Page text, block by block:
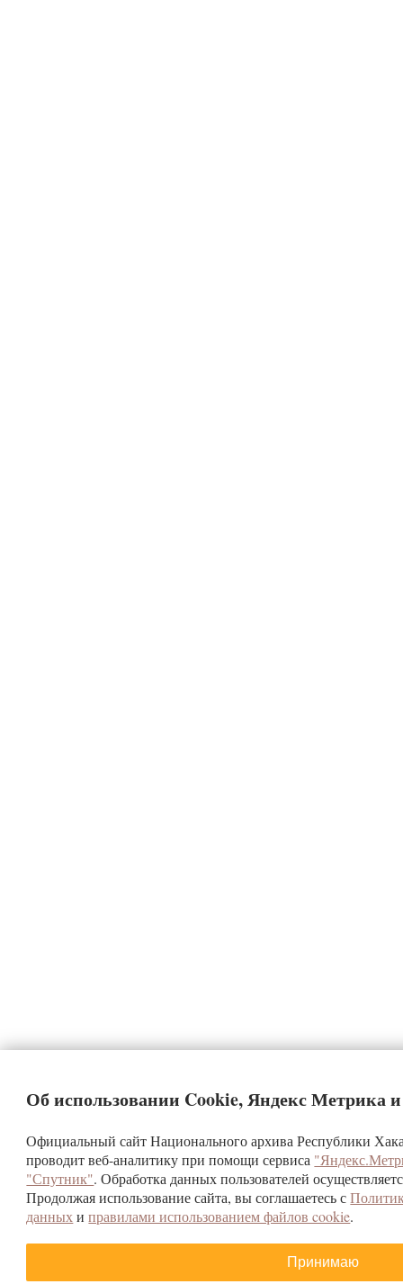
Об использовании Cookie, Яндекс Метрика
Официальный сайт Национального архива Республики
проводит веб-аналитику при помощи сервиса
"Спутник". Обработка данных пользователей
Продолжая использование сайта, вы соглашаетесь с
данныхиправилами использованием файлов cookie.
Принимаю